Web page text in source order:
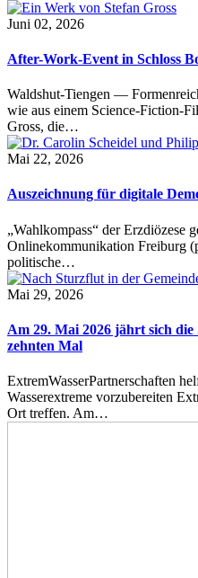
Juni 02, 2026
After-Work-Event in Schloss
Waldshut-Tiengen —
wie aus einem Science-Fiction-
Gross, die…
Mai 22, 2026
Auszeichnung für digitale
„Wahlkompass“ der Erzdiözese
Onlinekommunikation Freiburg
politische…
Mai 29, 2026
Am 29. Mai 2026 jährt sich
zehnten Mal
ExtremWasserPartnerschaften
Wasserextreme vorzubereiten
Ort treffen. Am…